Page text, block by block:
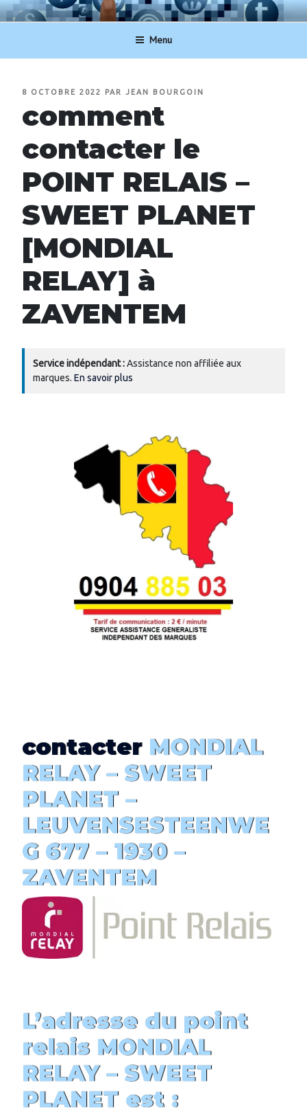
Aller
au
principal
NUMERO-SERVICECLIENT.BE
Menu
PUBLIÉ
8 OCTOBRE 2022 PAR JEAN BOURGOIN
comment
contacter le
POINT RELAIS –
SWEET PLANET
[MONDIAL
RELAY] à
ZAVENTEM
Service indépendant :Assistance non affiliée aux
marques. En savoir plus
contacterMONDIAL
RELAY – SWEET
PLANET–
LEUVENSESTEENWE
G 677 – 1930 –
ZAVENTEM
L’adresse du point
relais MONDIAL
RELAY – SWEET
PLANETest :